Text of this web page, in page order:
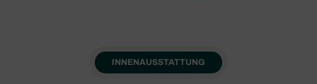
INNENAUSSTATTUNG